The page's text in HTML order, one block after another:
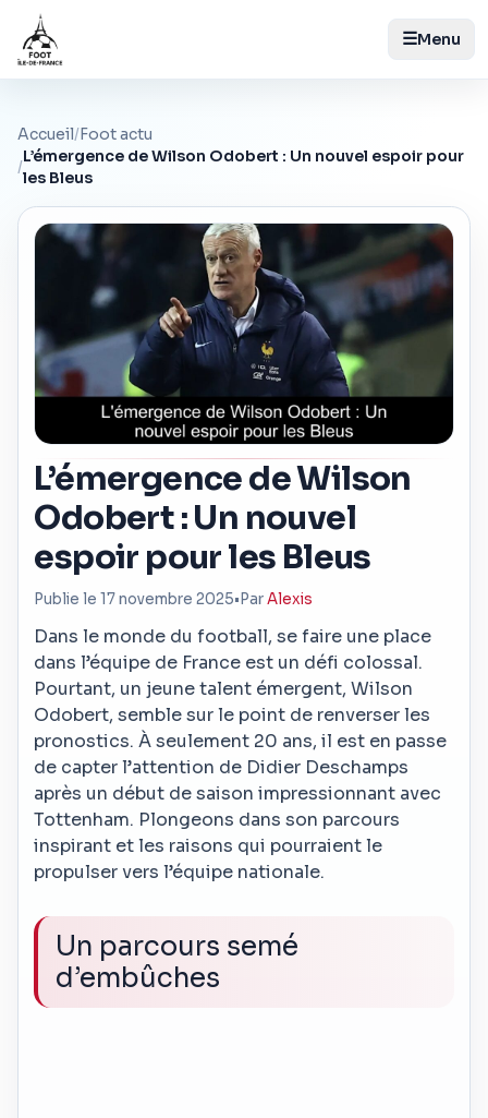
☰Menu
Accueil/Foot actu
/
L’émergence de Wilson Odobert : Un nouvel espoir pour
les Bleus
L’émergence de Wilson
Odobert : Un nouvel
espoir pour les Bleus
Publie le 17 novembre 2025• ParAlexis
Dans le monde du football, se faire une place
dans l’équipe de France est un défi colossal.
Pourtant, un jeune talent émergent, Wilson
Odobert, semble sur le point de renverser les
pronostics. À seulement 20 ans, il est en passe
de capter l’attention de Didier Deschamps
après un début de saison impressionnant avec
Tottenham. Plongeons dans son parcours
inspirant et les raisons qui pourraient le
propulser vers l’équipe nationale.
Un parcours semé
d’embûches